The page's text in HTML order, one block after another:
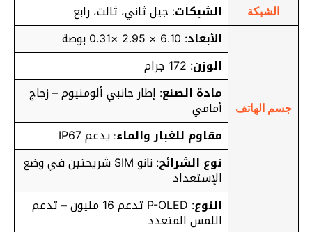
الشبكة الشبكات: جيل ثاني، ثالث، رابع
جسم الهاتف
الأبعاد: 6.10 × 2.95 ×0.31 بوصة
الوزن: 172 جرام
مادة الصنع: إطار جانبي ألومنيوم – زجاج
أمامي
مقاوم للغبار والماء: يدعم IP67
نوع الشرائح
: نانو SIM شريحتين في وضع
الإستعداد
النوع: P-OLED تدعم 16 مليون –تدعم
اللمس المتعدد